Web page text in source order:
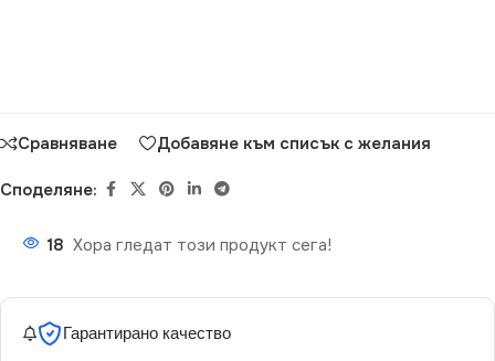
Сравняване Добавяне към списък с желания
Споделяне:
18 Хора гледат този продукт сега!
Гарантирано качество